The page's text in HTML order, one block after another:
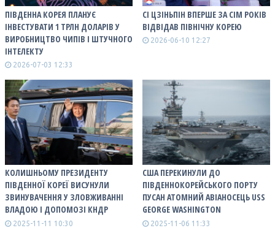
ПІВДЕННА КОРЕЯ ПЛАНУЄ
ІНВЕСТУВАТИ 1 ТРЛН ДОЛАРІВ У
ВИРОБНИЦТВО ЧИПІВ І ШТУЧНОГО
ІНТЕЛЕКТУ
2026-07-03 12:33
СІ ЦЗІНЬПІН ВПЕРШЕ ЗА СІМ РОКІВ
ВІДВІДАВ ПІВНІЧНУ КОРЕЮ
2026-06-10 12:27
КОЛИШНЬОМУ ПРЕЗИДЕНТУ
ПІВДЕННОЇ КОРЕЇ ВИСУНУЛИ
ЗВИНУВАЧЕННЯ У ЗЛОВЖИВАННІ
ВЛАДОЮ І ДОПОМОЗІ КНДР
2025-11-11 10:30
США ПЕРЕКИНУЛИ ДО
ПІВДЕННОКОРЕЙСЬКОГО ПОРТУ
ПУСАН АТОМНИЙ АВІАНОСЕЦЬ USS
GEORGE WASHINGTON
2025-11-06 11:33